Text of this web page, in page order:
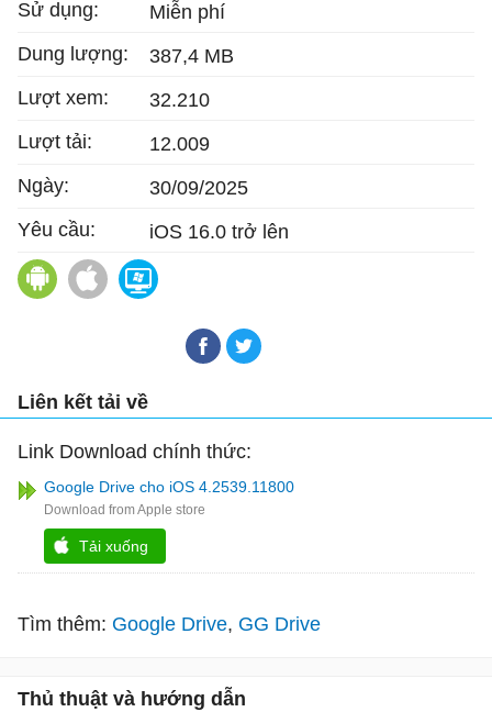
Sử dụng:
Miễn phí
Dung lượng:
387,4 MB
Lượt xem:
32.210
Lượt tải:
12.009
Ngày:
30/09/2025
Yêu cầu:
iOS 16.0 trở lên
Google Drive cho Android
Google Drive cho Mac
Liên kết tải về
Link Download chính thức:
Google Drive cho iOS 4.2539.11800
Tải xuống
Tìm thêm: Google Drive GG Drive
Thủ thuật và hướng dẫn